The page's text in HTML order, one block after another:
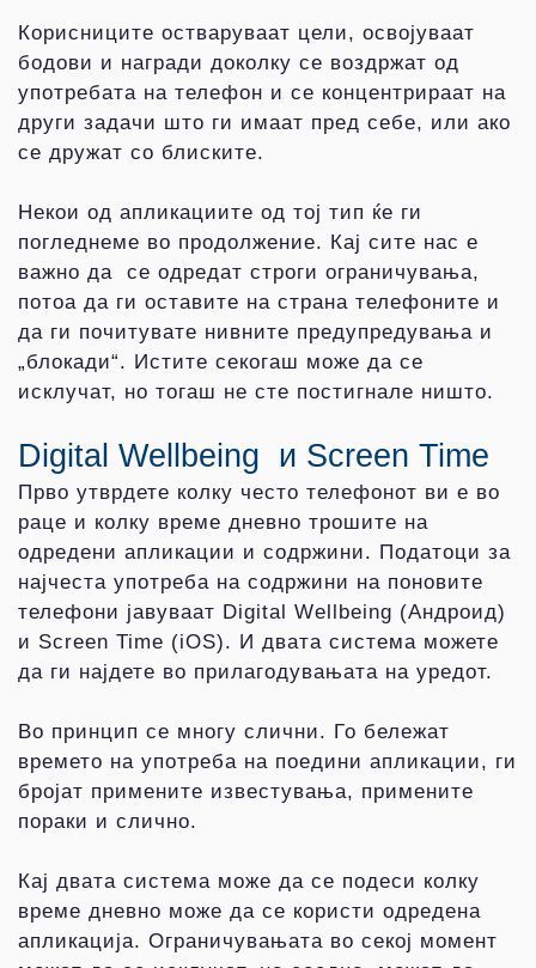
Корисниците остваруваат цели, освојуваат
бодови и награди доколку се воздржат од
употребата на телефон и се концентрираат на
други задачи што ги имаат пред себе, или ако
се дружат со блиските.
Некои од апликациите од тој тип ќе ги
погледнеме во продолжение. Кај сите нас е
важно да се одредат строги ограничувања,
потоа да ги оставите на страна телефоните и
да ги почитувате нивните предупредувања и
„блокади“. Истите секогаш може да се
исклучат, но тогаш не сте постигнале ништо.
Digital Wellbeing и Screen Time
Прво утврдете колку често телефонот ви е во
раце и колку време дневно трошите на
одредени апликации и содржини. Податоци за
најчеста употреба на содржини на поновите
телефони јавуваат Digital Wellbeing (Андроид)
и Screen Time (iOS). И двата система можете
да ги најдете во прилагодувањата на уредот.
Во принцип се многу слични. Го бележат
времето на употреба на поедини апликации, ги
бројат примените известувања, примените
пораки и слично.
Кај двата система може да се подеси колку
време дневно може да се користи одредена
апликација. Ограничувањата во секој момент